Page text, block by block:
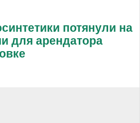
потянули на
для арендатора